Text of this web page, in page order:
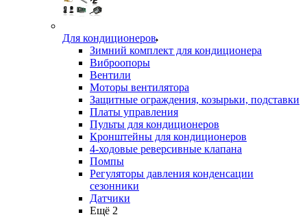
Для кондиционеров
Зимний комплект для кондиционера
Виброопоры
Вентили
Моторы вентилятора
Защитные ограждения, козырьки, подставки
Платы управления
Пульты для кондиционеров
Кронштейны для кондиционеров
4-ходовые реверсивные клапана
Помпы
Регуляторы давления конденсации
сезонники
Датчики
Ещё 2